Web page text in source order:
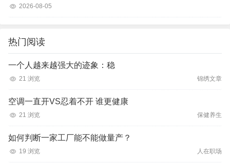
2026-08-05
热门阅读
一个人越来越强大的迹象：稳
21 浏览 锦绣文章
空调一直开VS忍着不开 谁更健康
21 浏览 保健养生
如何判断一家工厂能不能做量产？
19 浏览 人在职场